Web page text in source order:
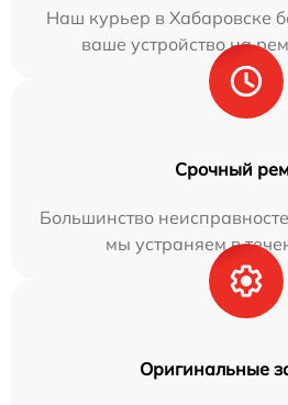
Наш курьер в Хабаровске
ваше устройство на
Срочный
Большинство
мы устраняем в
Оригинальные